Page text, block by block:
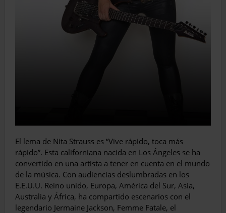
El lema de Nita Strauss es “Vive rápido, toca más
rápido”. Esta californiana nacida en Los Ángeles se ha
convertido en una artista a tener en cuenta en el mundo
de la música. Con audiencias deslumbradas en los
E.E.U.U. Reino unido, Europa, América del Sur, Asia,
Australia y África, ha compartido escenarios con el
legendario Jermaine Jackson, Femme Fatale, el